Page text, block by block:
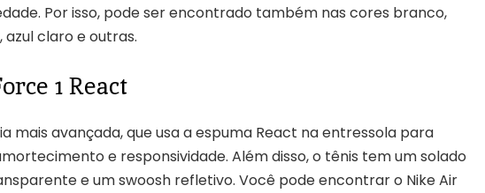
Por isso, pode ser encontrado também nas cores branco,
azul claro e outras.
1 React
mais avançada, que usa a espuma React na entressola para
e responsividade. Além disso, o tênis tem um solado
e um swoosh refletivo. Você pode encontrar o Nike Air